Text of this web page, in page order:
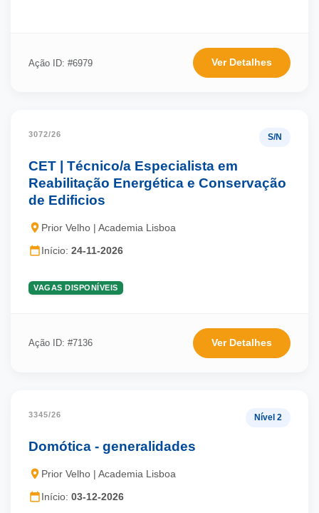
Ação ID: #6979 Ver Detalhes
3072/26 S/N
CET | Técnico/a Especialista em
Reabilitação Energética e Conservação
de Edificios
Prior Velho | Academia Lisboa
Início: 24-11-2026
VAGAS DISPONÍVEIS
Ação ID: #7136 Ver Detalhes
3345/26 Nível 2
Domótica - generalidades
Prior Velho | Academia Lisboa
Início: 03-12-2026